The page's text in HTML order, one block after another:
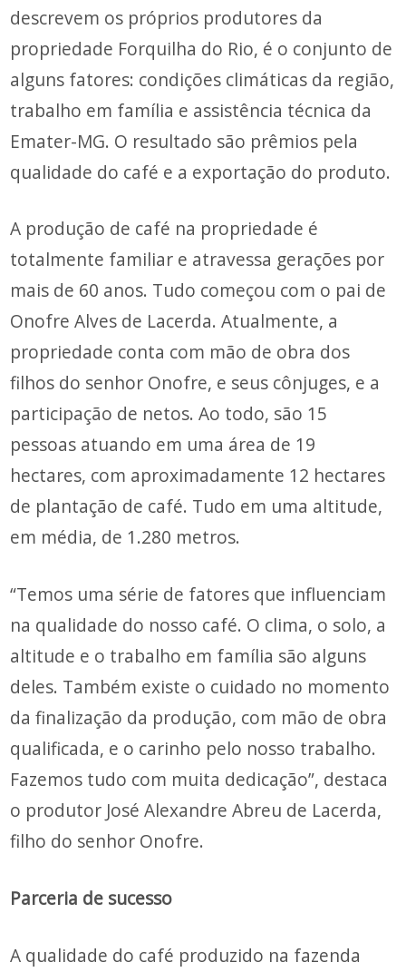
descrevem os próprios produtores da
propriedade Forquilha do Rio, é o conjunto de
alguns fatores: condições climáticas da região,
trabalho em família e assistência técnica da
Emater-MG. O resultado são prêmios pela
qualidade do café e a exportação do produto.
A produção de café na propriedade é
totalmente familiar e atravessa gerações por
mais de 60 anos. Tudo começou com o pai de
Onofre Alves de Lacerda. Atualmente, a
propriedade conta com mão de obra dos
filhos do senhor Onofre, e seus cônjuges, e a
participação de netos. Ao todo, são 15
pessoas atuando em uma área de 19
hectares, com aproximadamente 12 hectares
de plantação de café. Tudo em uma altitude,
em média, de 1.280 metros.
“Temos uma série de fatores que influenciam
na qualidade do nosso café. O clima, o solo, a
altitude e o trabalho em família são alguns
deles. Também existe o cuidado no momento
da finalização da produção, com mão de obra
qualificada, e o carinho pelo nosso trabalho.
Fazemos tudo com muita dedicação”, destaca
o produtor José Alexandre Abreu de Lacerda,
filho do senhor Onofre.
Parceria de sucesso
A qualidade do café produzido na fazenda